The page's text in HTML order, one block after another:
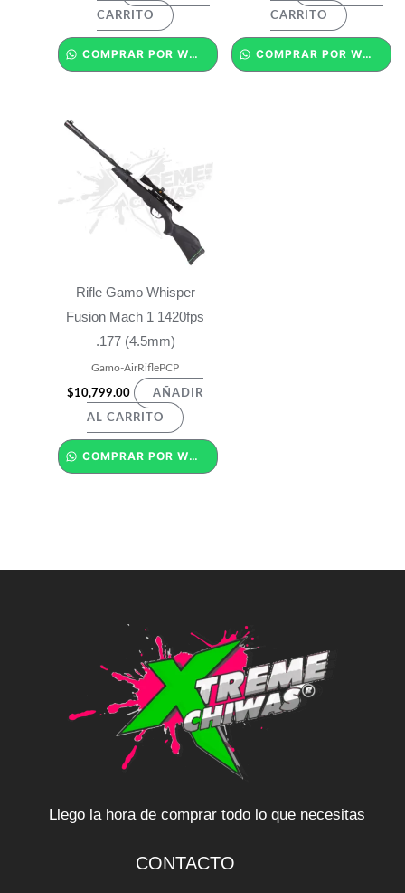
CARRITO
COMPRAR POR WHATSAPP
CARRITO
COMPRAR POR WHATSAPP
Rifle Gamo Whisper
Fusion Mach 1 1420fps
.177 (4.5mm)
Gamo-AirRiflePCP
$10,799.00 AÑADIR
AL CARRITO
COMPRAR POR WHATSAPP
Llego la hora de comprar todo lo que necesitas
CONTACTO